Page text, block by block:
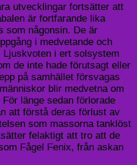
utvecklingar fortsätter att
är fortfarande lika
som någonsin. De är
i medvetande och
Ljuskvoten i ert solsystem
de inte hade förutsagt eller
på samhället försvagas
blir medvetna om
länge sedan förlorade
att förstå deras förlust av
som massorna tanklöst
felaktigt att tro att de
Fågel Fenix, från askan